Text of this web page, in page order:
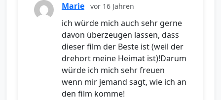
Marie vor 16 Jahren
ich würde mich auch sehr gerne
davon überzeugen lassen, dass
dieser film der Beste ist (weil der
drehort meine Heimat ist)!Darum
würde ich mich sehr freuen
wenn mir jemand sagt, wie ich an
den film komme!